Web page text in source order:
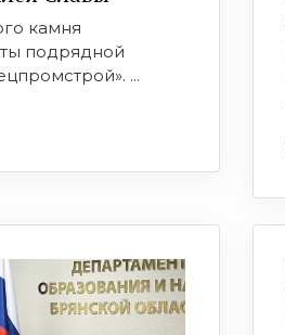
камня
подрядной
...